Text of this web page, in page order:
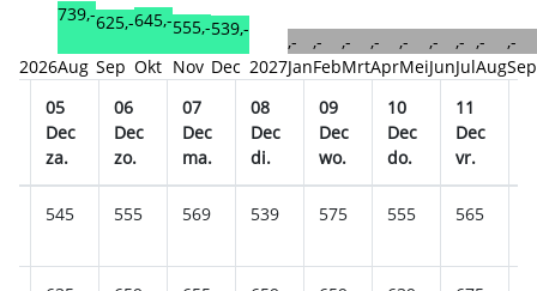
2026
739,-
Aug
625,-
Sep
645,-
Okt
555,-
Nov
539,-
Dec 2027
,-
Jan
,-
Feb
,-
Mrt
,-
Apr
,-
Mei
,-
Jun
,-
Jul
,-
Aug
,-
Sep
05
Dec
za.
06
Dec
zo.
07
Dec
ma.
08
Dec
di.
09
Dec
wo.
10
Dec
do.
11
Dec
vr.
545 555 569 539 575 555 565